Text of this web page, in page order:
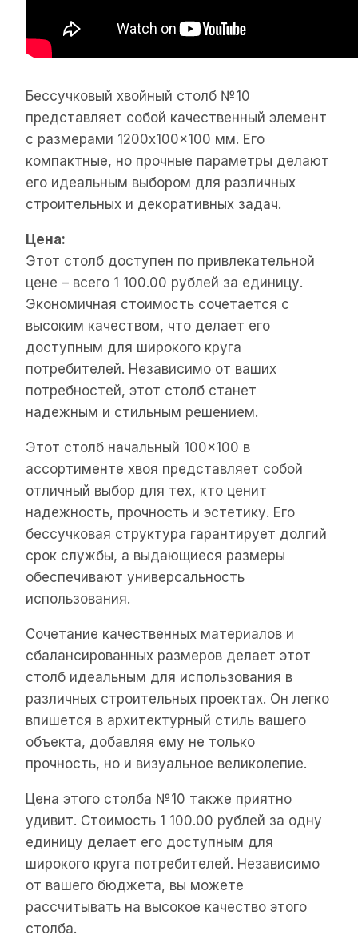
Бессучковый хвойный столб №10
представляет собой качественный элемент
с размерами 1200x100x100 мм. Его
компактные, но прочные параметры делают
его идеальным выбором для различных
строительных и декоративных задач.
Цена:
Этот столб доступен по привлекательной
цене – всего 1 100.00 рублей за единицу.
Экономичная стоимость сочетается с
высоким качеством, что делает его
доступным для широкого круга
потребителей. Независимо от ваших
потребностей, этот столб станет
надежным и стильным решением.
Этот столб начальный 100×100 в
ассортименте хвоя представляет собой
отличный выбор для тех, кто ценит
надежность, прочность и эстетику. Его
бессучковая структура гарантирует долгий
срок службы, а выдающиеся размеры
обеспечивают универсальность
использования.
Сочетание качественных материалов и
сбалансированных размеров делает этот
столб идеальным для использования в
различных строительных проектах. Он легко
впишется в архитектурный стиль вашего
объекта, добавляя ему не только
прочность, но и визуальное великолепие.
Цена этого столба №10 также приятно
удивит. Стоимость 1 100.00 рублей за одну
единицу делает его доступным для
широкого круга потребителей. Независимо
от вашего бюджета, вы можете
рассчитывать на высокое качество этого
столба.